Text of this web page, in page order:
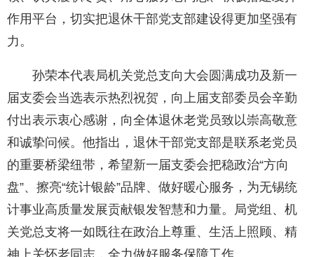
作用平台，切实把退休干部党支部建设得更加坚强有
力。
孙荣本代表局机关党总支向大会圆满成功及新一
届支委会当选表示热烈祝贺，向上届支部委员会辛勤
付出表示衷心感谢，向全体退休老党员致以崇高敬意
和诚挚问候。他指出，退休干部党支部是联系老党员
的重要桥梁纽带，希望新一届支委会把稳政治“方向
盘”、擦亮“统计银龄”品牌、做好暖心服务，为无锡统
计事业高质量发展贡献银发智慧和力量。局党组、机
关党总支将一如既往在政治上尊重、生活上照顾、精